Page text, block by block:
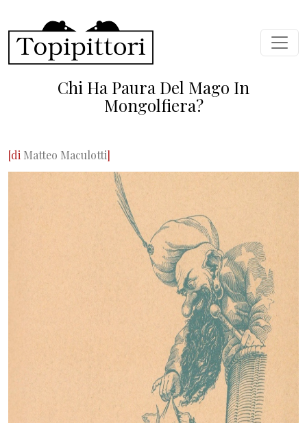
Chi Ha Paura Del Mago In
Mongolfiera?
[di Matteo Maculotti]